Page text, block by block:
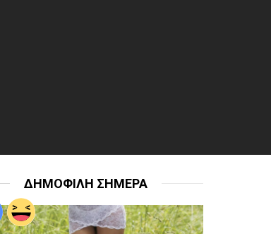
ΔΗΜΟΦΙΛΗ ΣΗΜΕΡΑ